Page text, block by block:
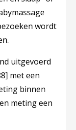
wordt
uitgevoerd
met een
binnen
meting een